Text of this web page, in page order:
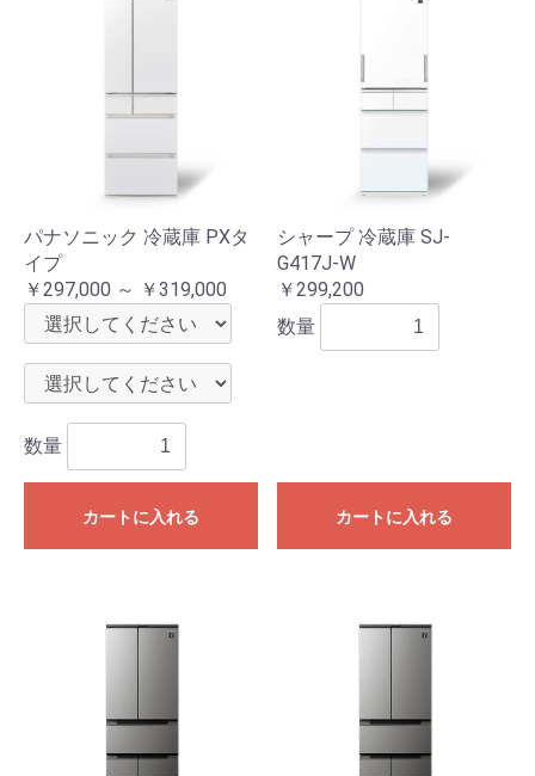
パナソニック 冷蔵庫 PXタ
イプ
￥297,000 ～ ￥319,000
数量
カートに入れる
シャープ 冷蔵庫 SJ-
G417J-W
￥299,200
数量
カートに入れる